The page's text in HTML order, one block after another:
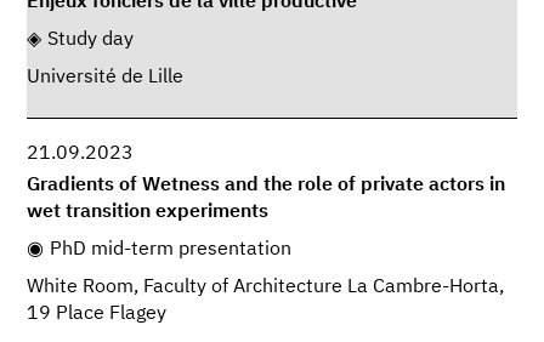
Study day
Université de Lille
21.09.2023
Gradients of Wetness and the role of private actors in
wet transition experiments
PhD mid-term presentation
White Room, Faculty of Architecture La Cambre-Horta,
19 Place Flagey